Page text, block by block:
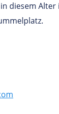
diesem Alter